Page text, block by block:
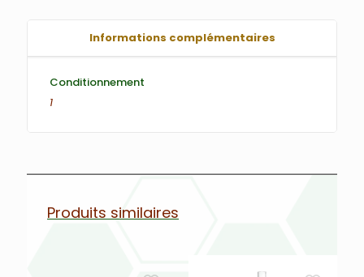
Informations complémentaires
Conditionnement
1
Produits similaires